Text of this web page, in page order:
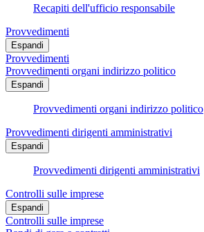
Recapiti dell'ufficio responsabile
Provvedimenti
Espandi
Provvedimenti
Provvedimenti organi indirizzo politico
Espandi
Provvedimenti organi indirizzo politico
Provvedimenti dirigenti amministrativi
Espandi
Provvedimenti dirigenti amministrativi
Controlli sulle imprese
Espandi
Controlli sulle imprese